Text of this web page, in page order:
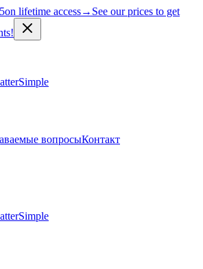
on lifetime access→ See our prices to get
Simple
вопросыКонтакт
Simple